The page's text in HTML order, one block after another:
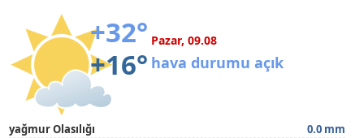
+32°
+16°
Pazar, 09.08
hava durumu açık
yağmur Olasılığı
0.0 mm